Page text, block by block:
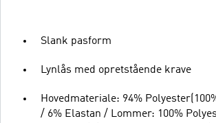
Slank pasform
Lynlås med opretstående krave
Hovedmateriale: 94%
/ 6% Elastan / Lommer: 100%